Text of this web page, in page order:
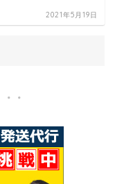
2021年5月19日